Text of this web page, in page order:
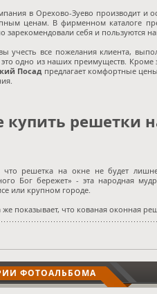
в Орехово-Зуево производит и
ценам. В фирменном каталоге
зарекомендовали себя и пользуются
учесть все пожелания клиента,
это одно из наших преимуществ.
Посадпредлагает комфортные
купить решетки
что решетка на окне не будет
Бог бережет» - эта народная
или крупном городе.
же показывает, что кованая оконная
ФОТОАЛЬБОМА